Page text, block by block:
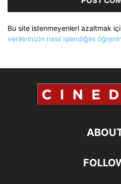
Bu site istenmeyenleri azaltmak
verilerinizin nasıl işlendiğini